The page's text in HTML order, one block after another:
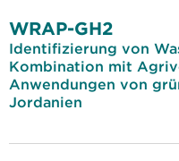
WRAP-GH2
Identifizierung von
Kombination mit
Anwendungen von
Jordanien